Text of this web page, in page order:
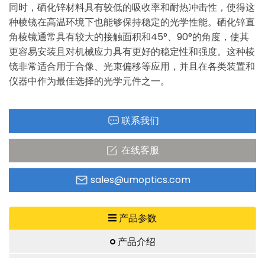
同时，硒化锌材料具有较低的吸收率和耐热冲击性，使得这
种棱镜在高温环境下也能够保持稳定的光学性能。 硒化锌直
角棱镜通常具有较大的接触面积和45°、90°的角度，使其
更容易安装且对机械应力具有更好的稳定性和强度。这种棱
镜非常适合用于合像、光束偏移等应用，并且在各类装置和
仪器中作为最佳选择的光学元件之一。
联系我们
在线客服
sales@umoptics.com
产品参数
产品介绍